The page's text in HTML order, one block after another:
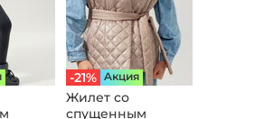
-21% Aкция
Жилет со
спущенным